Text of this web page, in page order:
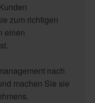
zum richtigen
einen
nach
machen Sie sie